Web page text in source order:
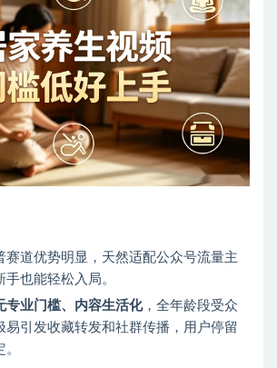
赛道优势明显，天然适配公众号流量主
也能轻松入局。
专业门槛、内容生活化，全年龄段受众
易引发收藏转发和社群传播，用户停留